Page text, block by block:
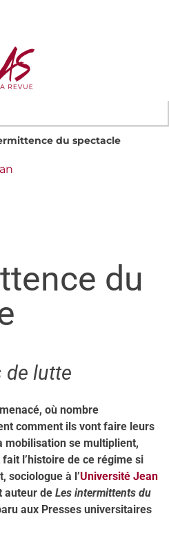
du spectacle
du
de lutte
où nombre
comment ils vont faire leurs
mobilisation se multiplient,
l’histoire de ce régime si
sociologue à l’Université Jean
auteur de Les intermittents du
aux Presses universitaires